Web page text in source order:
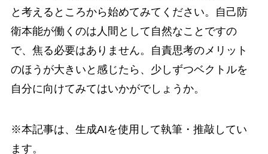
と考えるところから始めてみてください。自己防
衛本能が働くのは人間として自然なことですの
で、焦る必要はありません。自責思考のメリット
のほうが大きいと感じたら、少しずつベクトルを
自分に向けてみてはいかがでしょうか。
※本記事は、生成AIを使用して執筆・推敲してい
ます。